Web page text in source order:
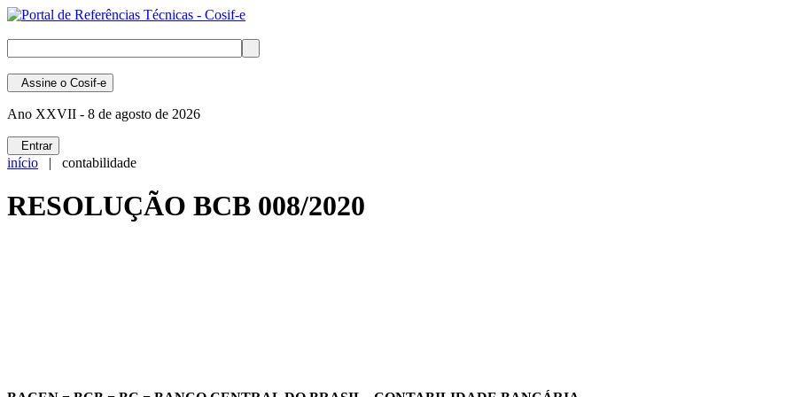
Assine o Cosif-e
Ano XXVII - 8 de agosto de 2026
Entrar
início | contabilidade
RESOLUÇÃO BCB 008/2020